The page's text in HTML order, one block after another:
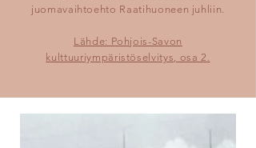
juomavaihtoehto Raatihuoneen juhliin.
​Lähde: Pohjois-Savon
kulttuuriympäristöselvitys, osa 2.